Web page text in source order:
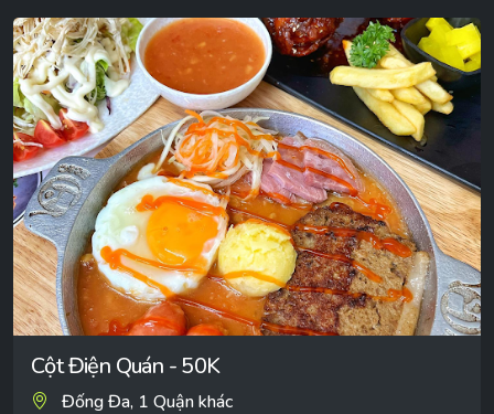
Cột Điện Quán - 50K
Đống Đa, 1 Quận khác